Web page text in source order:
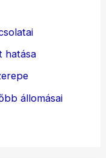
hatása
állomásai